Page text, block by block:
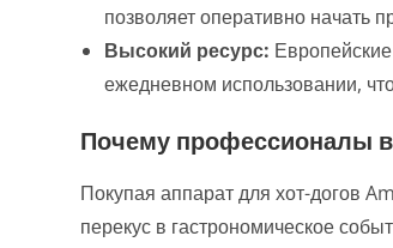
позволяет оперативно начать
Высокий ресурс:
ежедневном использовании,
Почему профессионалы
Покупая аппарат для хот-догов
перекус в гастрономическое